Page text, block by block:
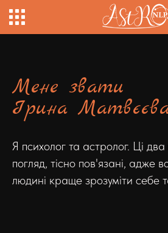
Мене звати
Ірина
Я психолог та астролог. Ці
погляд, тісно пов'язані, адже
людині краще зрозуміти себе